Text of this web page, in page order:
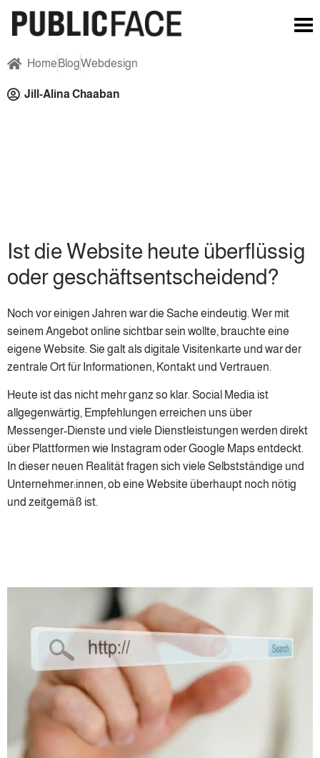
Home BlogWebdesign
Jill-Alina Chaaban
Ist die Website heute überflüssig
oder geschäftsentscheidend?
Noch vor einigen Jahren war die Sache eindeutig. Wer mit
seinem Angebot online sichtbar sein wollte, brauchte eine
eigene Website. Sie galt als digitale Visitenkarte und war der
zentrale Ort für Informationen, Kontakt und Vertrauen.
Heute ist das nicht mehr ganz so klar. Social Media ist
allgegenwärtig, Empfehlungen erreichen uns über
Messenger-Dienste und viele Dienstleistungen werden direkt
über Plattformen wie Instagram oder Google Maps entdeckt.
In dieser neuen Realität fragen sich viele Selbstständige und
Unternehmer:innen, ob eine Website überhaupt noch nötig
und zeitgemäß ist.